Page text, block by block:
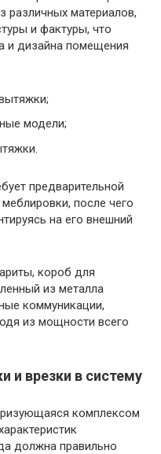
различных материалов,
и фактуры, что
и дизайна помещения
модели;
предварительной
после чего
на его внешний
короб для
из металла
коммуникации,
из мощности всего
и врезки в систему
комплексом
должна правильно